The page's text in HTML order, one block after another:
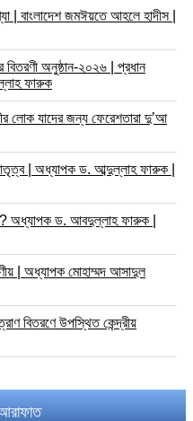
| বাংলাদেশ জমঈয়তে আহলে হাদীস |
বিতরণী অনুষ্ঠান-২০২৬ | প্রধান
ফারুক
লোক যাদের জন্য ফেরেশতারা দু’আ
| অধ্যাপক ড. আব্দুল্লাহ ফারুক |
অধ্যাপক ড. আবদুল্লাহ ফারুক |
| অধ্যাপক মোহাম্মদ আসাদুল
বিতরণে উপস্থিত কেন্দ্রীয়